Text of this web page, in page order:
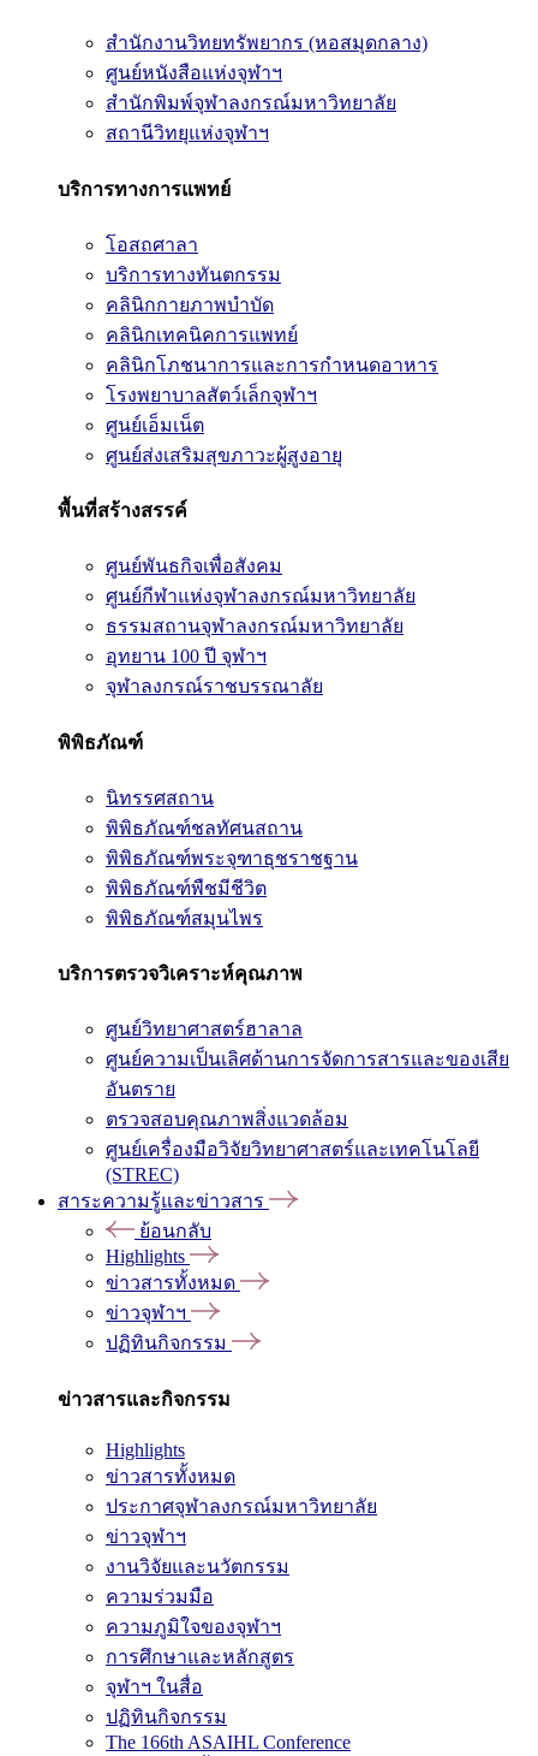
สำนักงานวิทยทรัพยากร (หอสมุดกลาง)
ศูนย์หนังสือแห่งจุฬาฯ
สำนักพิมพ์จุฬาลงกรณ์มหาวิทยาลัย
สถานีวิทยุแห่งจุฬาฯ
บริการทางการแพทย์
โอสถศาลา
บริการทางทันตกรรม
คลินิกกายภาพบำบัด
คลินิกเทคนิคการแพทย์
คลินิกโภชนาการและการกำหนดอาหาร
โรงพยาบาลสัตว์เล็กจุฬาฯ
ศูนย์เอ็มเน็ต
ศูนย์ส่งเสริมสุขภาวะผู้สูงอายุ
พื้นที่สร้างสรรค์
ศูนย์พันธกิจเพื่อสังคม
ศูนย์กีฬาแห่งจุฬาลงกรณ์มหาวิทยาลัย
ธรรมสถานจุฬาลงกรณ์มหาวิทยาลัย
อุทยาน 100 ปี จุฬาฯ
จุฬาลงกรณ์ราชบรรณาลัย
พิพิธภัณฑ์
นิทรรศสถาน
พิพิธภัณฑ์ชลทัศนสถาน
พิพิธภัณฑ์พระจุฑาธุชราชฐาน
พิพิธภัณฑ์พืชมีชีวิต
พิพิธภัณฑ์สมุนไพร
บริการตรวจวิเคราะห์คุณภาพ
ศูนย์วิทยาศาสตร์ฮาลาล
ศูนย์ความเป็นเลิศด้านการจัดการสารและของเสีย
อันตราย
ตรวจสอบคุณภาพสิ่งแวดล้อม
ศูนย์เครื่องมือวิจัยวิทยาศาสตร์และเทคโนโลยี
(STREC)
สาระความรู้และข่าวสาร
ย้อนกลับ
Highlights
ข่าวสารทั้งหมด
ข่าวจุฬาฯ
ปฏิทินกิจกรรม
ข่าวสารและกิจกรรม
Highlights
ข่าวสารทั้งหมด
ประกาศจุฬาลงกรณ์มหาวิทยาลัย
ข่าวจุฬาฯ
งานวิจัยและนวัตกรรม
ความร่วมมือ
ความภูมิใจของจุฬาฯ
การศึกษาและหลักสูตร
จุฬาฯ ในสื่อ
ปฏิทินกิจกรรม
The 166th ASAIHL Conference